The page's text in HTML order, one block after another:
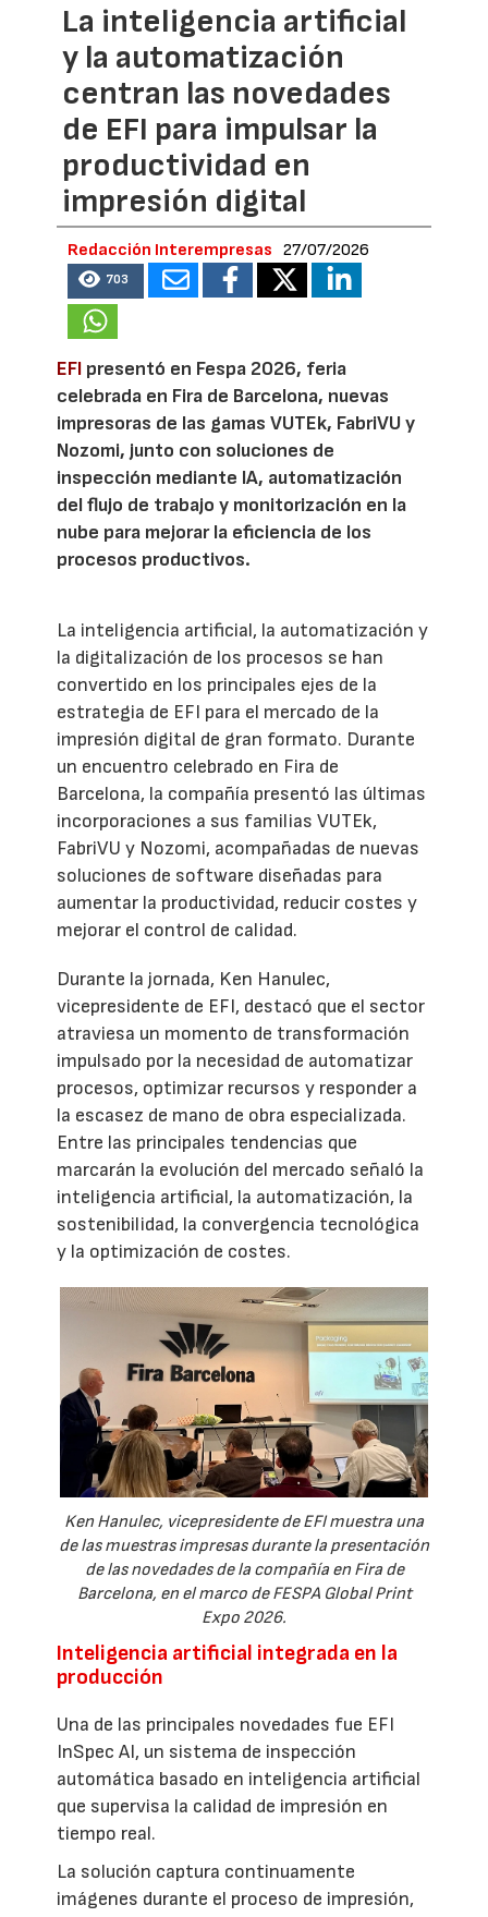
La inteligencia artificial
y la automatización
centran las novedades
de EFI para impulsar la
productividad en
impresión digital
Redacción Interempresas 27/07/2026
703
EFI presentó en Fespa 2026, feria
celebrada en Fira de Barcelona, nuevas
impresoras de las gamas VUTEk, FabriVU y
Nozomi, junto con soluciones de
inspección mediante IA, automatización
del flujo de trabajo y monitorización en la
nube para mejorar la eficiencia de los
procesos productivos.
La inteligencia artificial, la automatización y
la digitalización de los procesos se han
convertido en los principales ejes de la
estrategia de EFI para el mercado de la
impresión digital de gran formato. Durante
un encuentro celebrado en Fira de
Barcelona, la compañía presentó las últimas
incorporaciones a sus familias VUTEk,
FabriVU y Nozomi, acompañadas de nuevas
soluciones de software diseñadas para
aumentar la productividad, reducir costes y
mejorar el control de calidad.
Durante la jornada, Ken Hanulec,
vicepresidente de EFI, destacó que el sector
atraviesa un momento de transformación
impulsado por la necesidad de automatizar
procesos, optimizar recursos y responder a
la escasez de mano de obra especializada.
Entre las principales tendencias que
marcarán la evolución del mercado señaló la
inteligencia artificial, la automatización, la
sostenibilidad, la convergencia tecnológica
y la optimización de costes.
Ken Hanulec, vicepresidente de EFI muestra una
de las muestras impresas durante la presentación
de las novedades de la compañía en Fira de
Barcelona, en el marco de FESPA Global Print
Expo 2026.
Inteligencia artificial integrada en la
producción
Una de las principales novedades fue EFI
InSpec AI, un sistema de inspección
automática basado en inteligencia artificial
que supervisa la calidad de impresión en
tiempo real.
La solución captura continuamente
imágenes durante el proceso de impresión,